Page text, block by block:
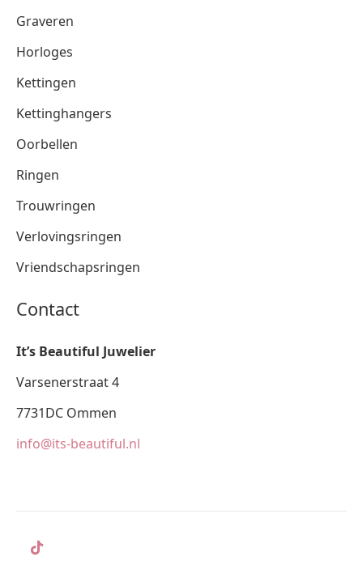
Graveren
Horloges
Kettingen
Kettinghangers
Oorbellen
Ringen
Trouwringen
Verlovingsringen
Vriendschapsringen
Contact
It’s Beautiful Juwelier
Varsenerstraat 4
7731DC Ommen
info@its-beautiful.nl